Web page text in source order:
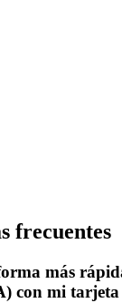
frecuentes
más
con mi tarjeta